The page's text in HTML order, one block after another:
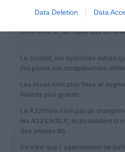
Data Deletion Data
Soyez raisonnable, les
différente m, de matériaux
…
Le cockpit, les systèmes autres
j’en passe est complètement
Les lisses sont plus fines et
hublots plus grands
Le A320neo n’est pas un
les A321LR/XLR, ils possèdent la
des années 80…
Ce n’est que l’ agencement de